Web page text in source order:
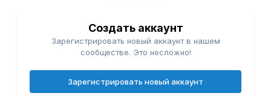
Создать аккаунт
Зарегистрировать новый аккаунт в нашем
сообществе. Это несложно!
Зарегистрировать новый аккаунт